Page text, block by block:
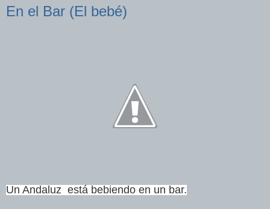
En el Bar (El bebé)
Un Andaluz está bebiendo en un bar.